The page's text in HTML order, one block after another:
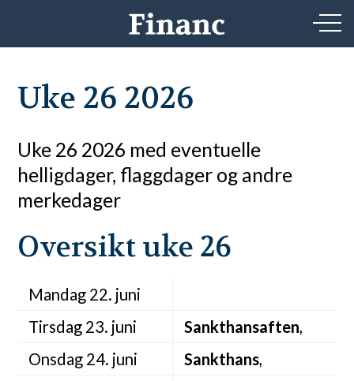
Uke 26 2026
Uke 26 2026 med eventuelle
helligdager, flaggdager og andre
merkedager
Oversikt uke 26
Mandag 22. juni
Tirsdag 23. juni
Sankthansaften,
Onsdag 24. juni
Sankthans,